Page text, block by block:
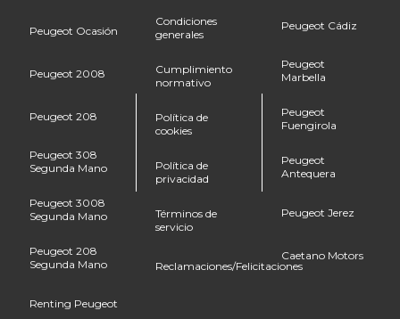
Peugeot Ocasión
Peugeot 2008
Peugeot 208
Peugeot 308
Segunda Mano
Peugeot 3008
Segunda Mano
Peugeot 208
Segunda Mano
Renting Peugeot
Condiciones
generales
Cumplimiento
normativo
Política de
cookies
Política de
privacidad
Términos de
servicio
Reclamaciones/Felicitaciones
Peugeot Cádiz
Peugeot
Marbella
Peugeot
Fuengirola
Peugeot
Antequera
Peugeot Jerez
Caetano Motors